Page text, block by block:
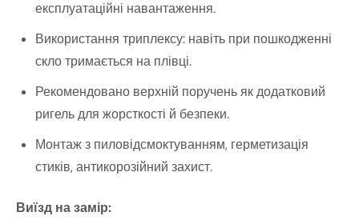
експлуатаційні навантаження.
Використання триплексу: навіть при пошкодженні
скло тримається на плівці.
Рекомендовано верхній поручень як додатковий
ригель для жорсткості й безпеки.
Монтаж з пиловідсмоктуванням, герметизація
стиків, антикорозійний захист.
Виїзд на замір: